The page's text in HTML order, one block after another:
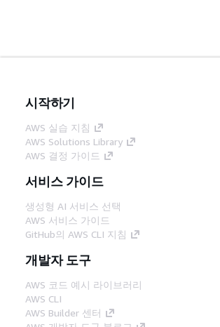
시작하기
AWS 실습 지침
AWS Solutions Library
AWS 결정 가이드
서비스 가이드
생성형 AI 서비스 선택
AWS 서비스 가이드
GitHub의 AWS CLI 지침
개발자 도구
AWS 코드 예시 라이브러리
AWS CLI
AWS Builder 센터